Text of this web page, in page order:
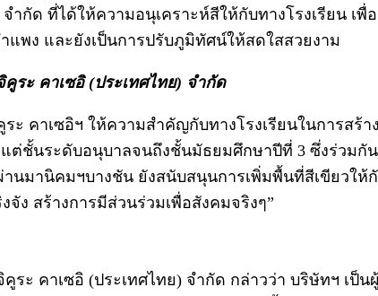
กัด ที่ได้ให้ความอนุเคราะห์สีให้กับทางโรงเรียน เพื่
พง และยังเป็นการปรับภูมิทัศน์ให้สดใสสวยงาม
ะ คาเซอิ (ประเทศไทย) จำกัด
คาเซอิฯ ให้ความสำคัญกับทางโรงเรียนในการสร้
ต่ชั้นระดับอนุบาลจนถึงชั้นมัธยมศึกษาปีที่ 3 ซึ่งร่วมกั
มานิคมฯบางชัน ยังสนับสนุนการเพิ่มพื้นที่สีเขียวให้
ง สร้างการมีส่วนร่วมเพื่อสังคมจริงๆ”
ะ คาเซอิ (ประเทศไทย) จำกัด กล่าวว่า บริษัทฯ เป็